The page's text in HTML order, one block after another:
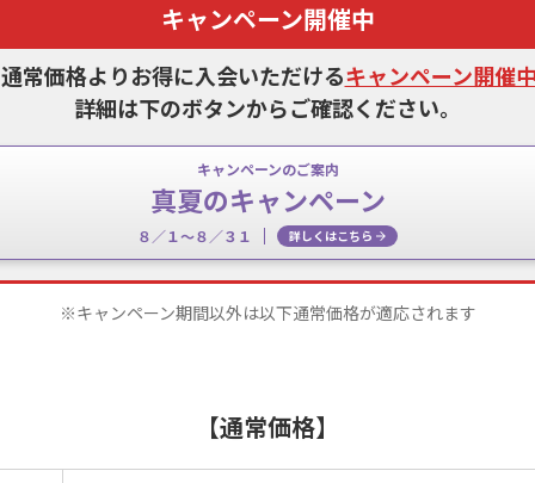
キャンペーン開催中
常価格よりお得に入会いただけるキャンペーン開催中
詳細は下のボタンからご確認ください。
キャンペーンのご案内
真夏のキャンペーン
８／１〜８／３１ 詳しくはこちら
※キャンペーン期間以外は以下通常価格が適応されます
【通常価格】